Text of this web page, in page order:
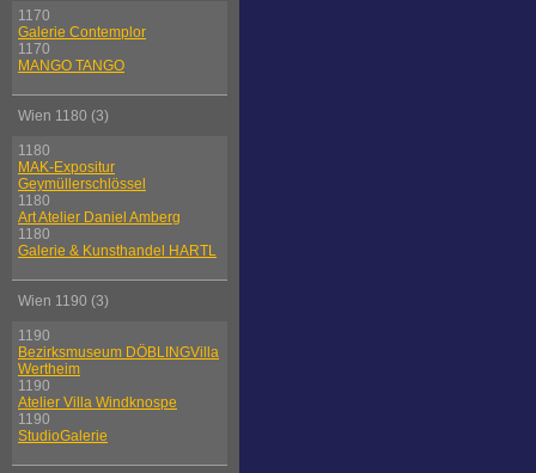
1170
Galerie Contemplor
1170
MANGO TANGO
Wien 1180 (3)
1180
MAK-Expositur
Geymüllerschlössel
1180
Art Atelier Daniel Amberg
1180
Galerie & Kunsthandel HARTL
Wien 1190 (3)
1190
Bezirksmuseum DÖBLINGVilla
Wertheim
1190
Atelier Villa Windknospe
1190
StudioGalerie